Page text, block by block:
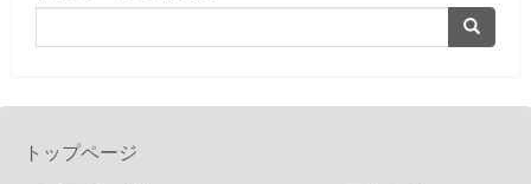
トップページ